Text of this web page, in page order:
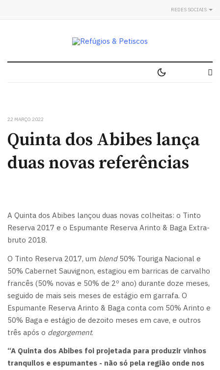
REDES SOCIAIS
22 MARÇO 2022
Quinta dos Abibes lança
duas novas referências
A Quinta dos Abibes lançou duas novas colheitas: o Tinto
Reserva 2017 e o Espumante Reserva Arinto & Baga Extra-
bruto 2018.
O Tinto Reserva 2017, um blend50% Touriga Nacional e
50% Cabernet Sauvignon, estagiou em barricas de carvalho
francês (50% novas e 50% de 2º ano) durante doze meses,
seguido de mais seis meses de estágio em garrafa. O
Espumante Reserva Arinto & Baga conta com 50% Arinto e
50% Baga e estágio de dezoito meses em cave, e outros
três após o degorgement.
“A Quinta dos Abibes foi projetada para produzir vinhos
tranquilos e espumantes - não só pela região onde nos